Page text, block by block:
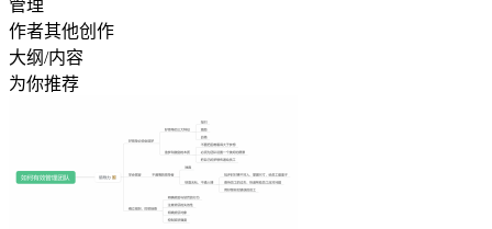
管理
作者其他创作
大纲/内容
为你推荐